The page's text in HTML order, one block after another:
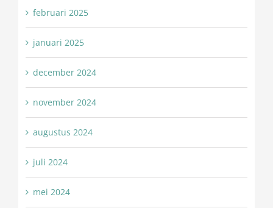
februari 2025
januari 2025
december 2024
november 2024
augustus 2024
juli 2024
mei 2024